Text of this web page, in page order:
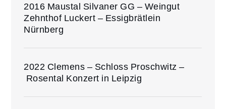
2016 Maustal Silvaner GG – Weingut
Zehnthof Luckert – Essigbrätlein
Nürnberg
2022 Clemens – Schloss Proschwitz –
Rosental Konzert in Leipzig